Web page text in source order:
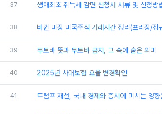
37 생애최초 취득세 감면 신청서 서류 및 신청
38 바뀐 미장 미국주식 거래시간 정리(프리장/정
39 무토바 뜻과 무토바 금지, 그 속에 숨은 의미
40 2025년 사대보험 요율 변경확인
41 트럼프 재선, 국내 경제와 증시에 미치는 영향